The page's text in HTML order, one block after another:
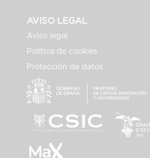
AVISO LEGAL
Aviso legal
Política de cookies
Protección de datos